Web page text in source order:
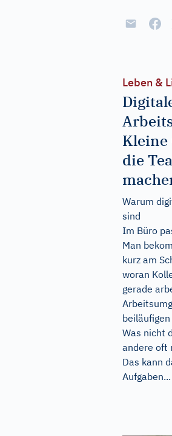
Leben &
Kleine
die
Warum
sind
Im Büro
Man
kurz am
woran
gerade
Was nicht
andere oft
Das kann
Aufgaben...